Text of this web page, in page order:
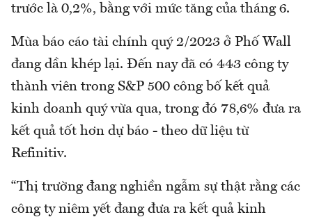
trước là 0,2%, bằng với mức tăng của tháng 6.
Mùa báo cáo tài chính quý 2/2023 ở Phố Wall
đang dần khép lại. Đến nay đã có 443 công ty
thành viên trong S&P 500 công bố kết quả
kinh doanh quý vừa qua, trong đó 78,6% đưa ra
kết quả tốt hơn dự báo - theo dữ liệu từ
Refinitiv.
“Thị trường đang nghiền ngẫm sự thật rằng các
công ty niêm yết đang đưa ra kết quả kinh